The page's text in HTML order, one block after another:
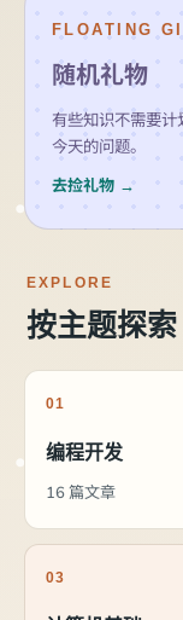
FLOATING
随机礼物
有些知识不需要
今天的问题。
去捡礼物 →
EXPLORE
按主题探索
01
编程开发
16 篇文章
03